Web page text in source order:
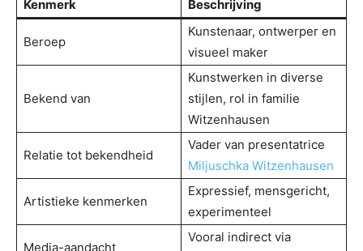
Kenmerk Beschrijving
Beroep
Kunstenaar, ontwerper en
visueel maker
Bekend van
Kunstwerken in diverse
stijlen, rol in familie
Witzenhausen
Relatie tot bekendheid
Vader van presentatrice
Miljuschka Witzenhausen
Artistieke kenmerken
Expressief, mensgericht,
experimenteel
Media-aandacht
Vooral indirect via